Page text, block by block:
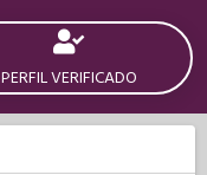
PERFIL VERIFICADO